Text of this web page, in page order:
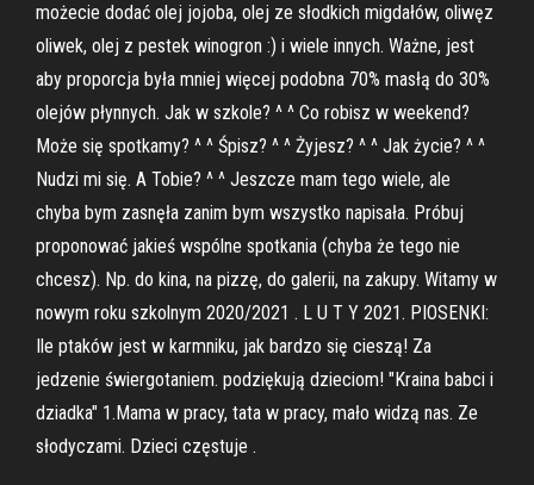
możecie dodać olej jojoba, olej ze słodkich migdałów, oliwęz
oliwek, olej z pestek winogron :) i wiele innych. Ważne, jest
aby proporcja była mniej więcej podobna 70% masłą do 30%
olejów płynnych. Jak w szkole? ^ ^ Co robisz w weekend?
Może się spotkamy? ^ ^ Śpisz? ^ ^ Żyjesz? ^ ^ Jak życie? ^ ^
Nudzi mi się. A Tobie? ^ ^ Jeszcze mam tego wiele, ale
chyba bym zasnęła zanim bym wszystko napisała. Próbuj
proponować jakieś wspólne spotkania (chyba że tego nie
chcesz). Np. do kina, na pizzę, do galerii, na zakupy. Witamy w
nowym roku szkolnym 2020/2021 . L U T Y 2021. PIOSENKI:
Ile ptaków jest w karmniku, jak bardzo się cieszą! Za
jedzenie świergotaniem. podziękują dzieciom! "Kraina babci i
dziadka" 1.Mama w pracy, tata w pracy, mało widzą nas. Ze
słodyczami. Dzieci częstuje .